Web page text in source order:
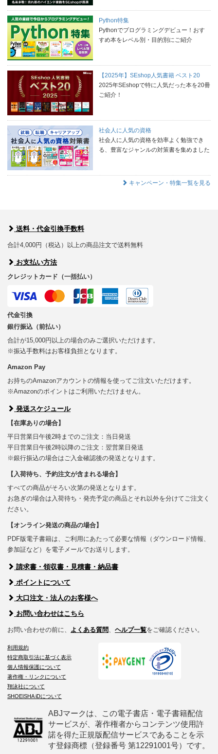
Python特集
Pythonでプログラミングデビュー！おす
すめ本をレベル別・目的別にご紹介
【2025年】SEshop人気書籍 ベスト20
2025年SEshopで特に人気だった本を20冊
ご紹介！
社会人に人気の資格
社会人に人気の資格を効率よく勉強でき
る、豊富なジャンルの対策書を集めました
キャンペーン・特集一覧を見る
送料・代金引換手数料
合計4,000円（税込）以上の商品注文で送料無料
お支払い方法
クレジットカード（一括払い）
代金引換
銀行振込（前払い）
合計が15,000円以上の場合のみご選択いただけます。
※振込手数料はお客様負担となります。
Amazon Pay
お持ちのAmazonアカウントの情報を使ってご注文いただけます。
※Amazonのポイントはご利用いただけません。
発送スケジュール
【在庫ありの場合】
平日営業日午後2時までのご注文：当日発送
平日営業日午後2時以降のご注文：翌営業日発送
※銀行振込の場合はご入金確認後の発送となります。
【入荷待ち、予約注文が含まれる場合】
すべての商品がそろい次第の発送となります。
お急ぎの場合は入荷待ち・発売予定の商品とそれ以外を分けてご注文く
ださい。
【オンライン発送の商品の場合】
PDF版電子書籍は、ご利用にあたって必要な情報（ダウンロード情報、
参加証など）を電子メールでお送りします。
請求書・領収書・見積書・納品書
ポイントについて
大口注文・法人のお客様へ
お問い合わせはこちら
お問い合わせの前に、 よくある質問、 ヘルプ一覧をご確認ください。
利用規約
特定商取引法に基づく表示
個人情報保護について
著作権・リンクについて
翔泳社について
SHOEISHA iDについて
ABJマークは、この電子書店・電子書籍配信
サービスが、著作権者からコンテンツ使用許
諾を得た正規版配信サービスであることを示
す登録商標（登録番号 第12291001号）です。